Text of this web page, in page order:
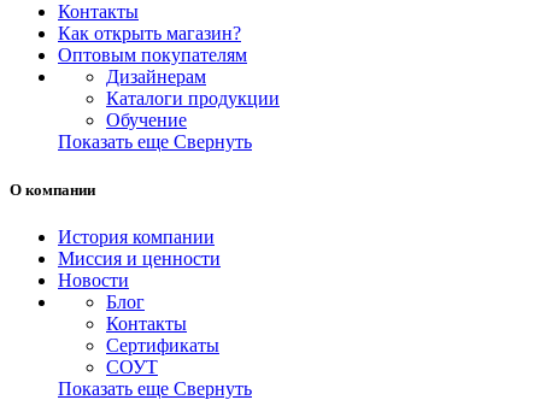
Контакты
Как открыть магазин?
Оптовым покупателям
Дизайнерам
Каталоги продукции
Обучение
Показать еще Свернуть
О компании
История компании
Миссия и ценности
Новости
Блог
Контакты
Сертификаты
СОУТ
Показать еще Свернуть